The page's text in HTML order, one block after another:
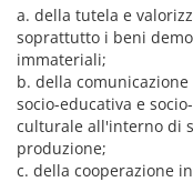
a. della tutela e
soprattutto i beni
immateriali;
b. della
socio-educativa e
culturale all'interno di
produzione;
c. della cooperazione